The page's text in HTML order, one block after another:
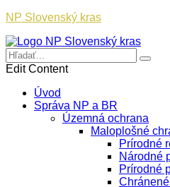
NP Slovenský kras
Edit Content
Úvod
Správa NP a BR
Územná ochrana
Maloplošné
Prírodné
Národné
Prírodné